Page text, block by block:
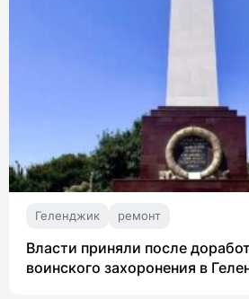
Геленджик ремонт
Власти приняли после
воинского захоронения в